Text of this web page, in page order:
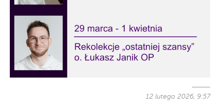
12 lutego 2026, 9:57